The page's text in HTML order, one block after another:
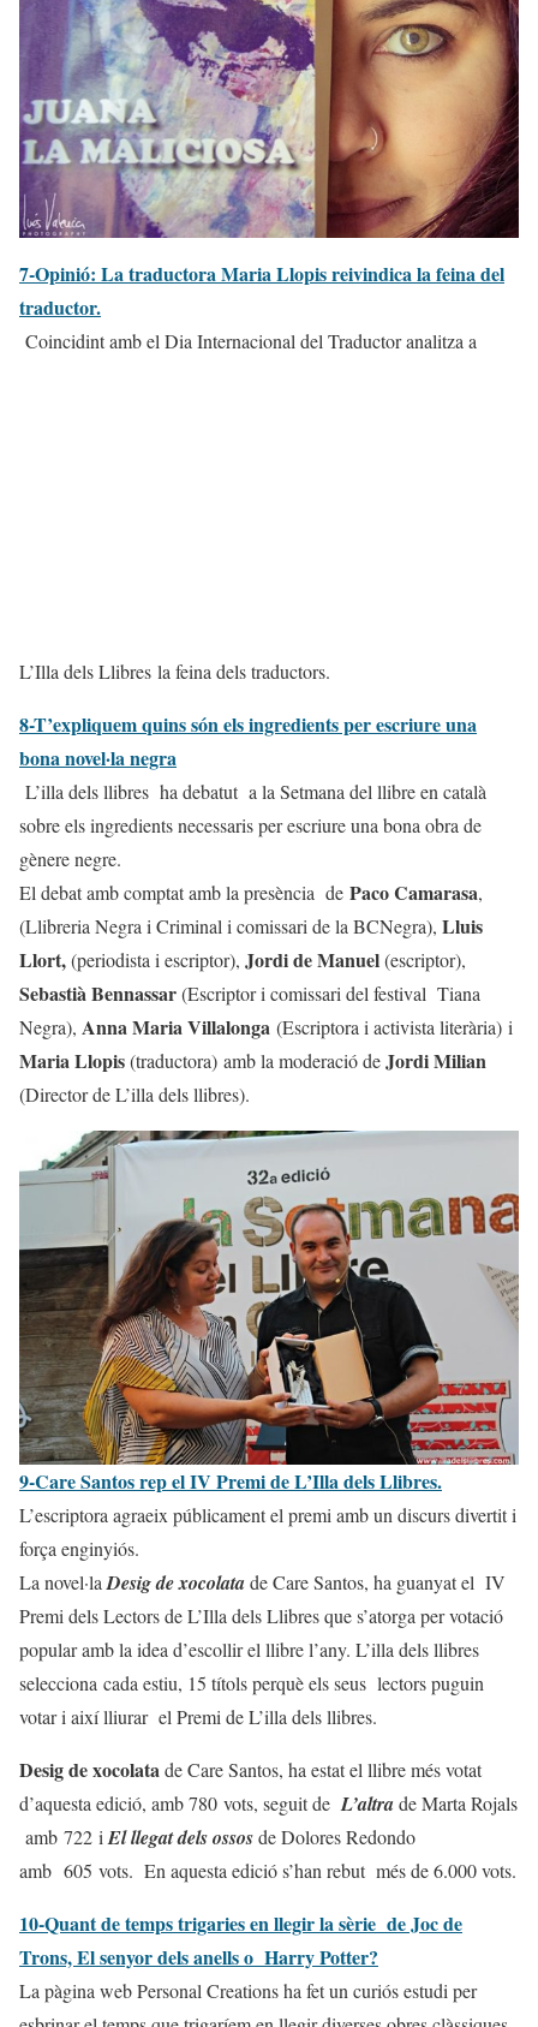
7-Opinió: La traductora Maria Llopis reivindica la feina del
traductor.
Coincidint amb el Dia Internacional del Traductor analitza a
L’Illa dels Llibres la feina dels traductors.
8-T’expliquem quins són els ingredients per escriure una
bona novel·la negra
L’illa dels llibres ha debatut a la Setmana del llibre en català
sobre els ingredients necessaris per escriure una bona obra de
gènere negre.
El debat amb comptat amb la presència de Paco Camarasa,
(Llibreria Negra i Criminal i comissari de la BCNegra), Lluis
Llort,(periodista i escriptor), Jordi de Manuel(escriptor),
Sebastià Bennassar(Escriptor i comissari del festival Tiana
Negra), Anna Maria Villalonga (Escriptora i activista literària) i
Maria Llopis(traductora) amb la moderació deJordi Milian
(Director de L’illa dels llibres).
9-Care Santos rep el IV Premi de L’Illa dels Llibres.
L’escriptora agraeix públicament el premi amb un discurs divertit i
força enginyiós.
La novel·la Desig de xocolatade Care Santos, ha guanyat el IV
Premi dels Lectors de L’Illa dels Llibres que s’atorga per votació
popular amb la idea d’escollir el llibre l’any. L’illa dels llibres
selecciona cada estiu, 15 títols perquè els seus lectors puguin
votar i així lliurar el Premi de L’illa dels llibres.
Desig de xocolata de Care Santos, ha estat el llibre més votat
d’aquesta edició, amb 780 vots, seguit de L’altrade Marta Rojals
amb 722 i El llegat dels ossosde Dolores Redondo
amb 605 vots. En aquesta edició s’han rebut més de 6.000 vots.
10-Quant de temps trigaries en llegir la sèrie de Joc de
Trons, El senyor dels anells o Harry Potter?
La pàgina web Personal Creations ha fet un curiós estudi per